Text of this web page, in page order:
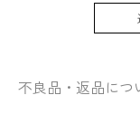
不良品・返品につ